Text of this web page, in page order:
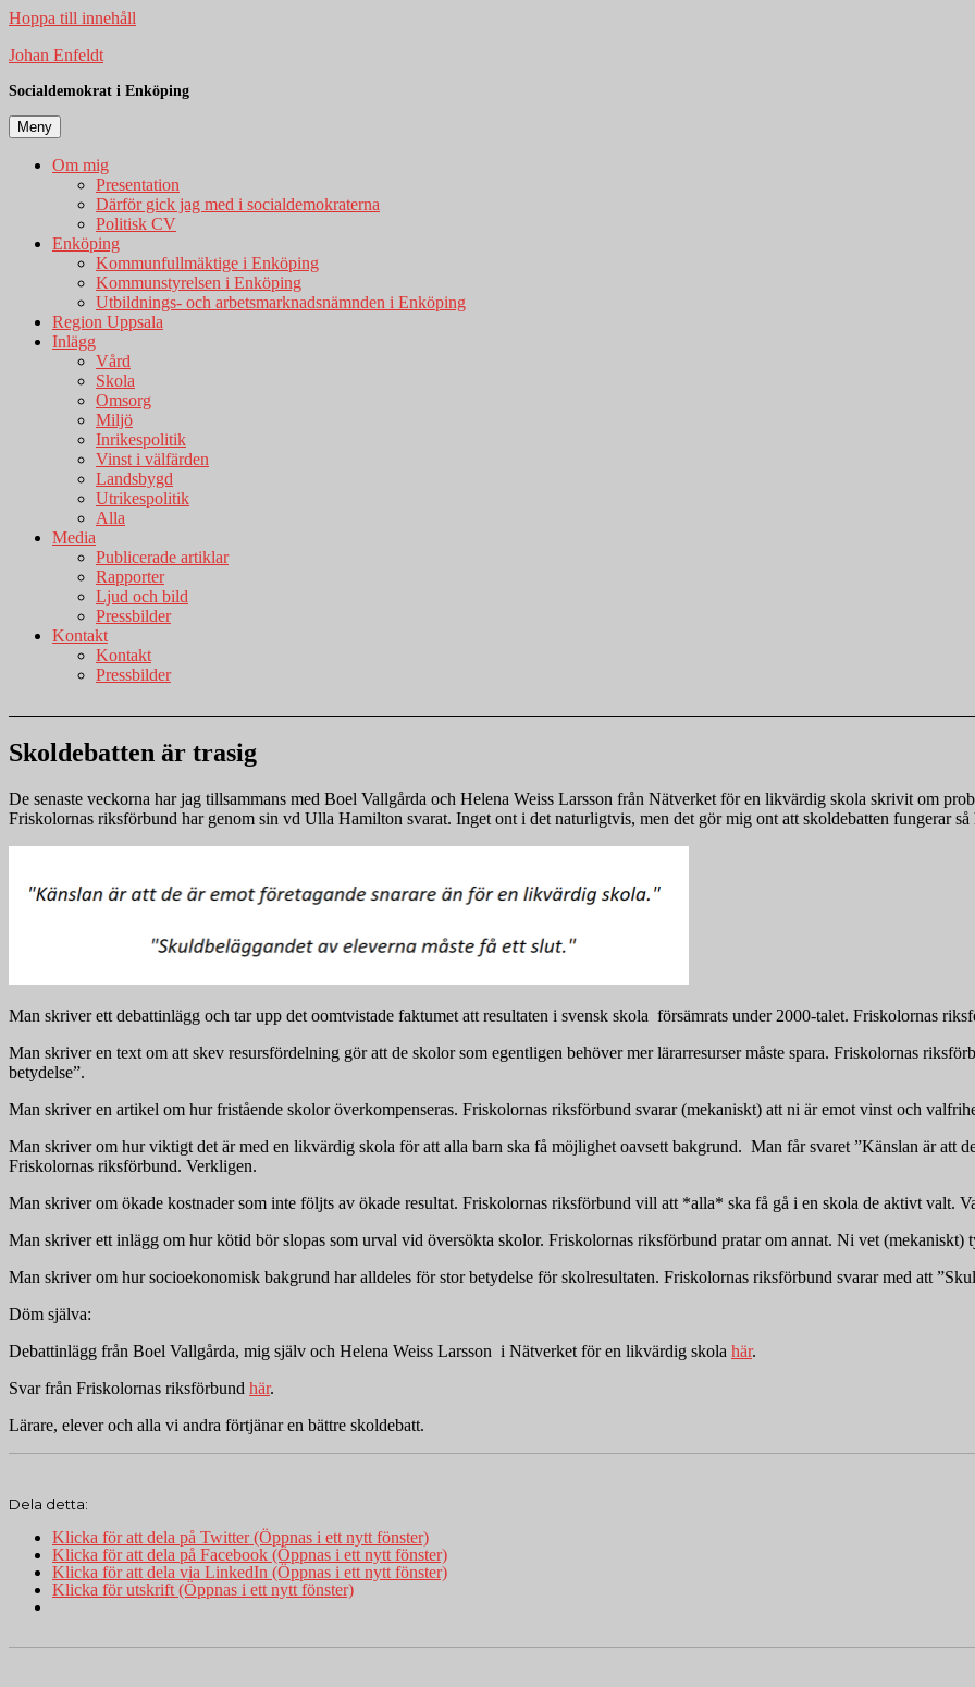
Hoppa till innehåll
Johan Enfeldt
Socialdemokrat i Enköping
Meny
Om mig
Presentation
Därför gick jag med i socialdemokraterna
Politisk CV
Enköping
Kommunfullmäktige i Enköping
Kommunstyrelsen i Enköping
Utbildnings- och arbetsmarknadsnämnden i Enköping
Region Uppsala
Inlägg
Vård
Skola
Omsorg
Miljö
Inrikespolitik
Vinst i välfärden
Landsbygd
Utrikespolitik
Alla
Media
Publicerade artiklar
Rapporter
Ljud och bild
Pressbilder
Kontakt
Kontakt
Pressbilder
Skoldebatten är trasig
De senaste veckorna har jag tillsammans med Boel Vallgårda och Helena Weiss Larsson från Nätverket för en likvärdig skola skrivit om
Friskolornas riksförbund har genom sin vd Ulla Hamilton svarat. Inget ont i det naturligtvis, men det gör mig ont att skoldebatten fungerar så
Man skriver ett debattinlägg och tar upp det oomtvistade faktumet att resultaten i svensk skola försämrats under 2000-talet. Friskolornas
Man skriver en text om att skev resursfördelning gör att de skolor som egentligen behöver mer lärarresurser måste spara. Friskolornas
betydelse”.
Man skriver en artikel om hur fristående skolor överkompenseras. Friskolornas riksförbund svarar (mekaniskt) att ni är emot vinst och
Man skriver om hur viktigt det är med en likvärdig skola för att alla barn ska få möjlighet oavsett bakgrund. Man får svaret ”Känslan är att
Friskolornas riksförbund. Verkligen.
Man skriver om ökade kostnader som inte följts av ökade resultat. Friskolornas riksförbund vill att *alla* ska få gå i en skola de aktivt valt.
Man skriver ett inlägg om hur kötid bör slopas som urval vid översökta skolor. Friskolornas riksförbund pratar om annat. Ni vet (mekaniskt)
Man skriver om hur socioekonomisk bakgrund har alldeles för stor betydelse för skolresultaten. Friskolornas riksförbund svarar med att
Döm själva:
Debattinlägg från Boel Vallgårda, mig själv och Helena Weiss Larsson i Nätverket för en likvärdig skola här.
Svar från Friskolornas riksförbund här.
Lärare, elever och alla vi andra förtjänar en bättre skoldebatt.
Dela detta:
Klicka för att dela på Twitter (Öppnas i ett nytt fönster)
Klicka för att dela på Facebook (Öppnas i ett nytt fönster)
Klicka för att dela via LinkedIn (Öppnas i ett nytt fönster)
Klicka för utskrift (Öppnas i ett nytt fönster)